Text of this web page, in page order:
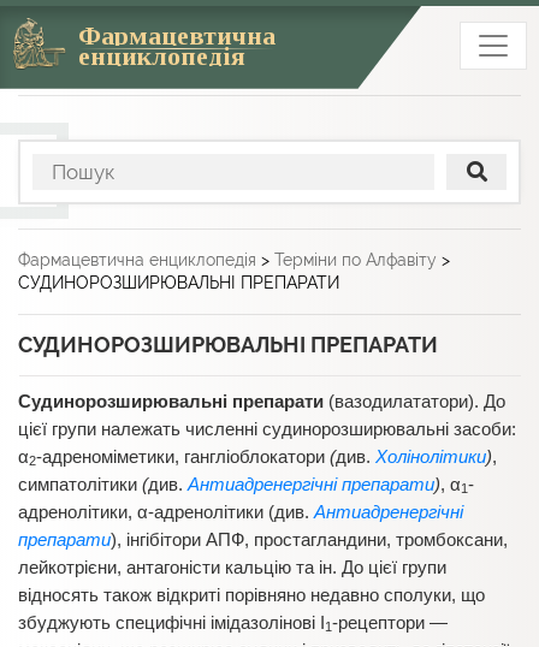
Фармацевтична
енциклопедія
Фармацевтична енциклопедія > Терміни по Алфавіту >
СУДИНОРОЗШИРЮВАЛЬНІ ПРЕПАРАТИ
СУДИНОРОЗШИРЮВАЛЬНІ ПРЕПАРАТИ
Судинорозширювальні препарати (вазодилататори). До
цієї групи належать численні судинорозширювальні засоби:
α2-адреноміметики, гангліоблокатори (див. Холінолітики),
симпатолітики (див. Антиадренергічні препарати), α1 -
адренолітики, α-адренолітики (див. Антиадренергічні
препарати), інгібітори АПФ, простагландини, тромбоксани,
лейкотрієни, антагоністи кальцію та ін. До цієї групи
відносять також відкриті порівняно недавно сполуки, що
збуджують специфічні імідазолінові I1 -рецептори —